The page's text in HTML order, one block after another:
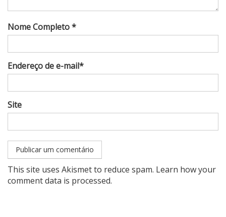
Nome Completo *
Endereço de e-mail*
Site
This site uses Akismet to reduce spam. Learn how your
comment data is processed.